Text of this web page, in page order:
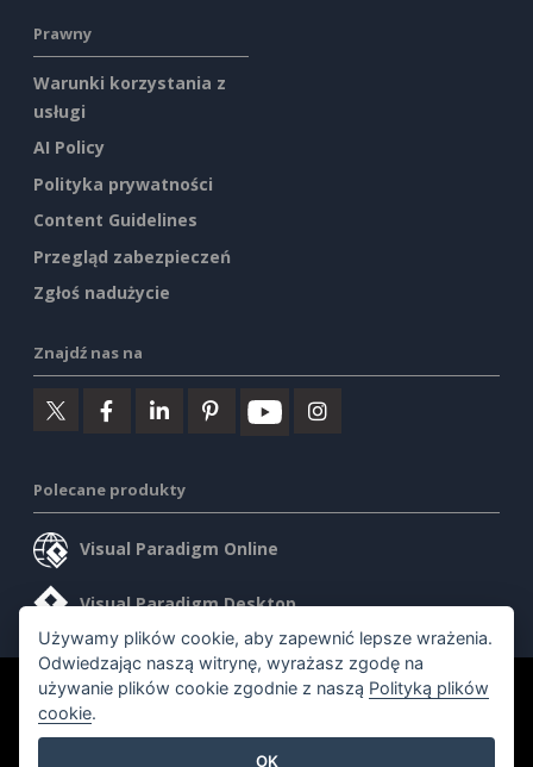
Prawny
Warunki korzystania z
usługi
AI Policy
Polityka prywatności
Content Guidelines
Przegląd zabezpieczeń
Zgłoś nadużycie
Znajdź nas na
Polecane produkty
Visual Paradigm Online
Visual Paradigm Desktop
©2026 by Visual Paradigm. Wszelkie prawa zastrzeżone.
Używamy plików cookie, aby zapewnić lepsze wrażenia.
Odwiedzając naszą witrynę, wyrażasz zgodę na
używanie plików cookie zgodnie z naszą Polityką plików
cookie.
OK